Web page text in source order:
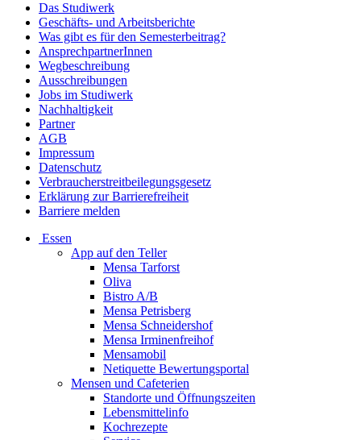
Das Studiwerk
Geschäfts- und Arbeitsberichte
Was gibt es für den Semesterbeitrag?
AnsprechpartnerInnen
Wegbeschreibung
Ausschreibungen
Jobs im Studiwerk
Nachhaltigkeit
Partner
AGB
Impressum
Datenschutz
Verbraucherstreitbeilegungsgesetz
Erklärung zur Barrierefreiheit
Barriere melden
Essen
App auf den Teller
Mensa Tarforst
Oliva
Bistro A/B
Mensa Petrisberg
Mensa Schneidershof
Mensa Irminenfreihof
Mensamobil
Netiquette Bewertungsportal
Mensen und Cafeterien
Standorte und Öffnungszeiten
Lebensmittelinfo
Kochrezepte